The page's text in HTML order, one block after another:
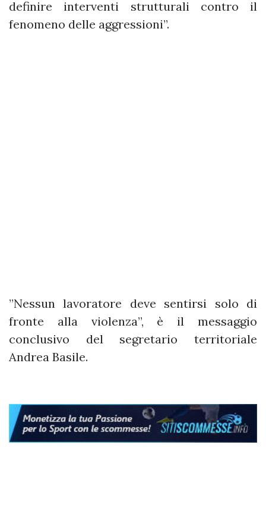
definire interventi strutturali contro il
fenomeno delle aggressioni”.
”Nessun lavoratore deve sentirsi solo di
fronte alla violenza”, è il messaggio
conclusivo del segretario territoriale
Andrea Basile.